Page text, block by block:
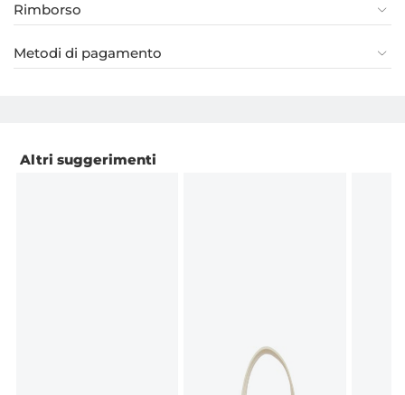
Rimborso
Metodi di pagamento
Altri suggerimenti